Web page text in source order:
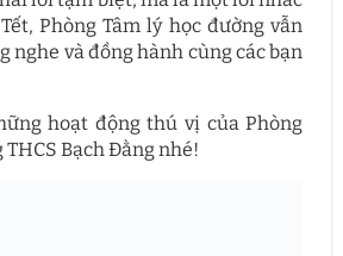
Phòng Tâm lý học đường vẫn
nghe và đồng hành cùng các bạn
hoạt động thú vị của Phòng
Bạch Đằng nhé!